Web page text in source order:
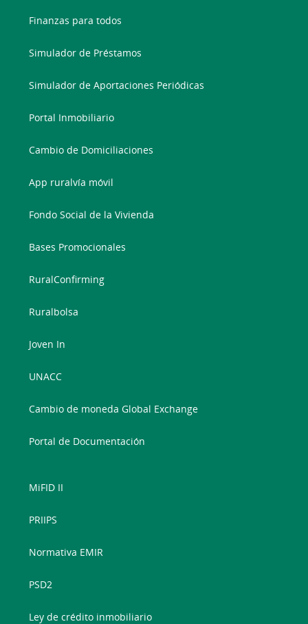
Finanzas para todos
Simulador de Préstamos
Simulador de Aportaciones Periódicas
Portal Inmobiliario
Cambio de Domiciliaciones
App ruralvía móvil
Fondo Social de la Vivienda
Bases Promocionales
RuralConfirming
Ruralbolsa
Joven In
UNACC
Cambio de moneda Global Exchange
Portal de Documentación
MiFID II
PRIIPS
Normativa EMIR
PSD2
Ley de crédito inmobiliario